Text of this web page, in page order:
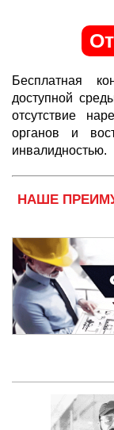
Бесплатная
доступной
отсутствие
органов и
инвалидностью.
НАШЕ